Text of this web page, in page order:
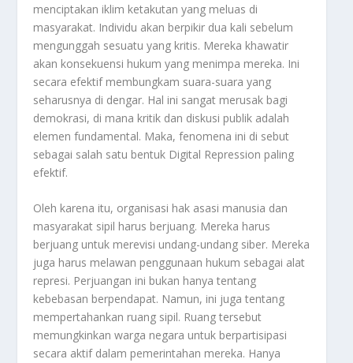
menciptakan iklim ketakutan yang meluas di
masyarakat. Individu akan berpikir dua kali sebelum
mengunggah sesuatu yang kritis. Mereka khawatir
akan konsekuensi hukum yang menimpa mereka. Ini
secara efektif membungkam suara-suara yang
seharusnya di dengar. Hal ini sangat merusak bagi
demokrasi, di mana kritik dan diskusi publik adalah
elemen fundamental. Maka, fenomena ini di sebut
sebagai salah satu bentuk Digital Repression paling
efektif.
Oleh karena itu, organisasi hak asasi manusia dan
masyarakat sipil harus berjuang. Mereka harus
berjuang untuk merevisi undang-undang siber. Mereka
juga harus melawan penggunaan hukum sebagai alat
represi. Perjuangan ini bukan hanya tentang
kebebasan berpendapat. Namun, ini juga tentang
mempertahankan ruang sipil. Ruang tersebut
memungkinkan warga negara untuk berpartisipasi
secara aktif dalam pemerintahan mereka. Hanya